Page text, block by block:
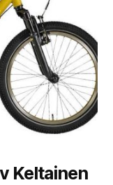
Keltainen